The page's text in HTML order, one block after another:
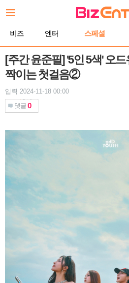
문
기
비즈 엔터 스페셜
[주간 윤준필] '5인 5색' 오
짝이는 첫걸음②
입력 2024-11-18 00:00
댓글 0